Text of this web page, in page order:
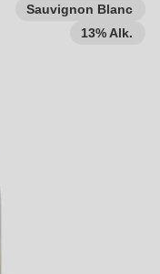
Sauvignon Blanc
13% Alk.